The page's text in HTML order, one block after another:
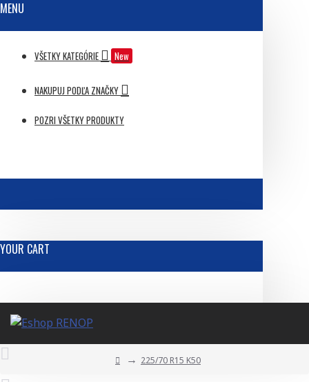
MENU
VŠETKY KATEGÓRIE New
NAKUPUJ PODĽA ZNAČKY
POZRI VŠETKY PRODUKTY
YOUR CART
225/70 R15 K50